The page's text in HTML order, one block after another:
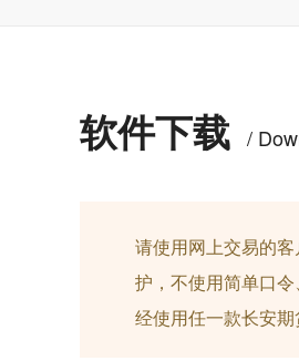
软件下载 /
请使用网上交易的
护，不使用简单口
经使用任一款长安期